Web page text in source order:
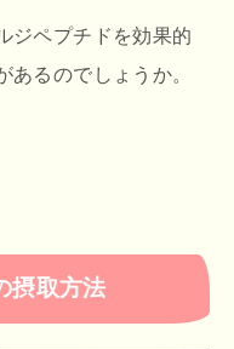
ジペプチドを効果的
あるのでしょうか。
摂取方法